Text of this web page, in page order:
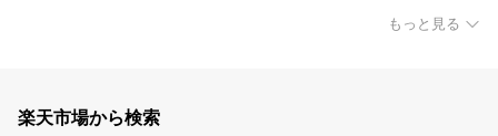
もっと見る
楽天市場から検索